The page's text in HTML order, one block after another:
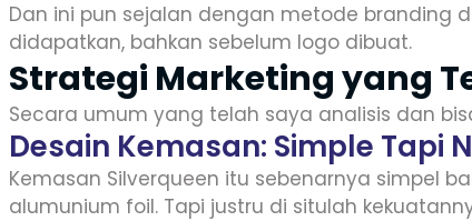
Dan ini pun sejalan dengan metode branding
didapatkan, bahkan sebelum logo dibuat.
Strategi Marketing yang
Secara umum yang telah saya analisis dan
Desain Kemasan: Simple Tapi
Kemasan Silverqueen itu sebenarnya simpel
alumunium foil. Tapi justru di situlah